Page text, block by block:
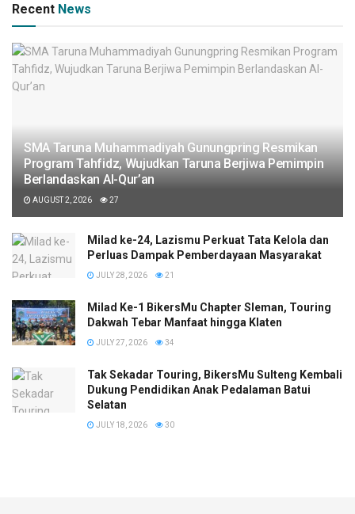
Recent News
SMA Taruna Muhammadiyah Gunungpring Resmikan
Program Tahfidz, Wujudkan Taruna Berjiwa Pemimpin
Berlandaskan Al-Qur’an
AUGUST 2, 2026 27
Milad ke-24, Lazismu Perkuat Tata Kelola dan
Perluas Dampak Pemberdayaan Masyarakat
JULY 28, 2026 21
Milad Ke-1 BikersMu Chapter Sleman, Touring
Dakwah Tebar Manfaat hingga Klaten
JULY 27, 2026 34
Tak Sekadar Touring, BikersMu Sulteng Kembali
Dukung Pendidikan Anak Pedalaman Batui
Selatan
JULY 18, 2026 30